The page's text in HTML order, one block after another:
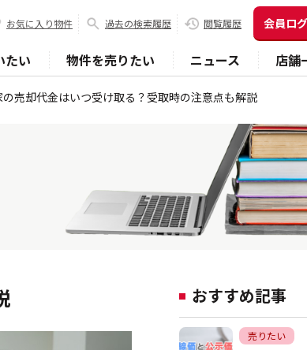
お気に入り物件 過去の検索履歴 閲覧履歴 会員ロ
たい 物件を売りたい ニュース 店舗
の売却代金はいつ受け取る？受取時の注意点も解説
おすすめ記事
売りたい